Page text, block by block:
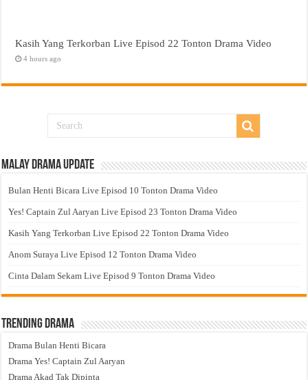
Kasih Yang Terkorban Live Episod 22 Tonton Drama Video
4 hours ago
Malay Drama Update
Bulan Henti Bicara Live Episod 10 Tonton Drama Video
Yes! Captain Zul Aaryan Live Episod 23 Tonton Drama Video
Kasih Yang Terkorban Live Episod 22 Tonton Drama Video
Anom Suraya Live Episod 12 Tonton Drama Video
Cinta Dalam Sekam Live Episod 9 Tonton Drama Video
Trending Drama
Drama Bulan Henti Bicara
Drama Yes! Captain Zul Aaryan
Drama Akad Tak Dipinta